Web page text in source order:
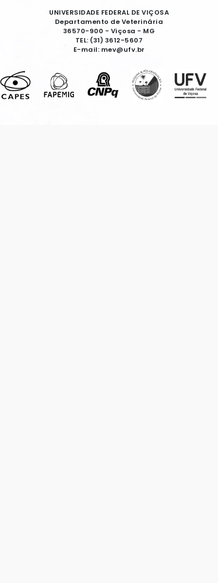
UNIVERSIDADE FEDERAL DE VIÇOSA
Departamento de Veterinária
36570-900 - Viçosa - MG
TEL: (31) 3612-5607
E-mail: mev@ufv.br